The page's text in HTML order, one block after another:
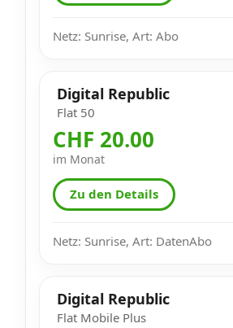
Netz: Sunrise, Art: Abo
Digital Republic
Flat 50
CHF 20.00
im Monat
Zu den Details
Netz: Sunrise, Art: DatenAbo
Digital Republic
Flat Mobile Plus